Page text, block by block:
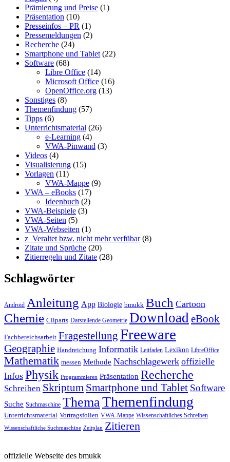
Prämierung und Preise (1)
Präsentation (10)
Presseinfos – PR (1)
Pressemeldungen (2)
Recherche (24)
Smartphone und Tablet (22)
Software (68)
Libre Office (14)
Microsoft Office (16)
OpenOffice.org (13)
Sonstiges (8)
Themenfindung (57)
Tipps (6)
Unterrichtsmaterial (26)
e-Learning (4)
VWA-Pinwand (3)
Videos (4)
Visualisierung (15)
Vorlagen (11)
VWA-Mappe (9)
VWA – eBooks (17)
Ideenbuch (2)
VWA-Beispiele (3)
VWA-Seiten (5)
VWA-Webseiten (1)
z_Veraltet bzw. nicht mehr verfübar(8)
Zitate und Sprüche (20)
Zitierregeln und Zitate (28)
Schlagwörter
Android Anleitung App Biologie bmukk Buch Cartoon
Chemie Cliparts Darstellende Geometrie DownloadeBook
Fachbereichsarbeit Fragestellung Freeware
Geographie Handreichung Informatik Leitfaden Lexikon LibreOffice
Mathematik messen Methode Nachschlagewerk offizielle
Infos Physik Programmieren Präsentation Recherche
Schreiben Skriptum Smartphone und Tablet Software
Suche Suchmaschine ThemaThemenfindung
Unterrichtsmaterial Vortragsfolien VWA-Mappe Wissenschaftliches Schreiben
Wissenschaftliche Suchmaschine Zeitplan Zitieren
offizielle Webseite des bmukk